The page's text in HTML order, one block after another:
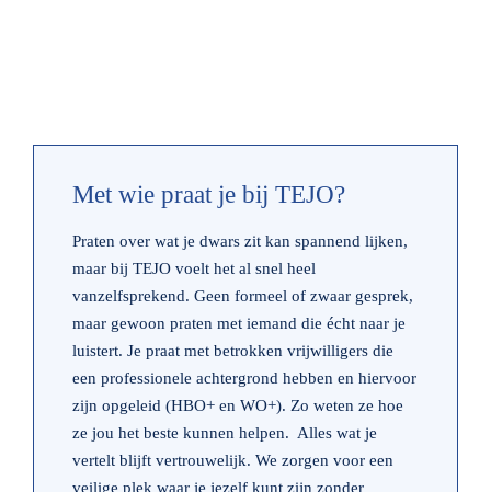
Met wie praat je bij TEJO?
Praten over wat je dwars zit kan spannend lijken,
maar bij TEJO voelt het al snel heel
vanzelfsprekend. Geen formeel of zwaar gesprek,
maar gewoon praten met iemand die écht naar je
luistert. Je praat met betrokken vrijwilligers die
een professionele achtergrond hebben en hiervoor
zijn opgeleid (HBO+ en WO+). Zo weten ze hoe
ze jou het beste kunnen helpen. Alles wat je
vertelt blijft vertrouwelijk. We zorgen voor een
veilige plek waar je jezelf kunt zijn zonder